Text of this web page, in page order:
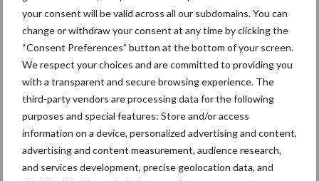
your consent will be valid across all our subdomains. You can
change or withdraw your consent at any time by clicking the
“Consent Preferences” button at the bottom of your screen.
We respect your choices and are committed to providing you
with a transparent and secure browsing experience. The
third-party vendors are processing data for the following
purposes and special features: Store and/or access
information on a device, personalized advertising and content,
advertising and content measurement, audience research,
and services development, precise geolocation data, and
Themapagina's
Diergezondheid Bemesting Fokkerij
Compost Dierlijke mest